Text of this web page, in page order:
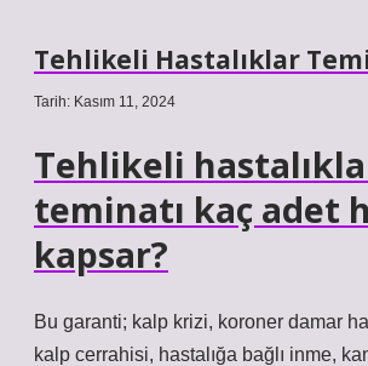
Tehlikeli Hastalıklar
Tarih: Kasım 11, 2024
Tehlikeli
teminatı kaç adet
kapsar?
Bu garanti; kalp krizi, koroner damar
kalp cerrahisi, hastalığa bağlı inme,